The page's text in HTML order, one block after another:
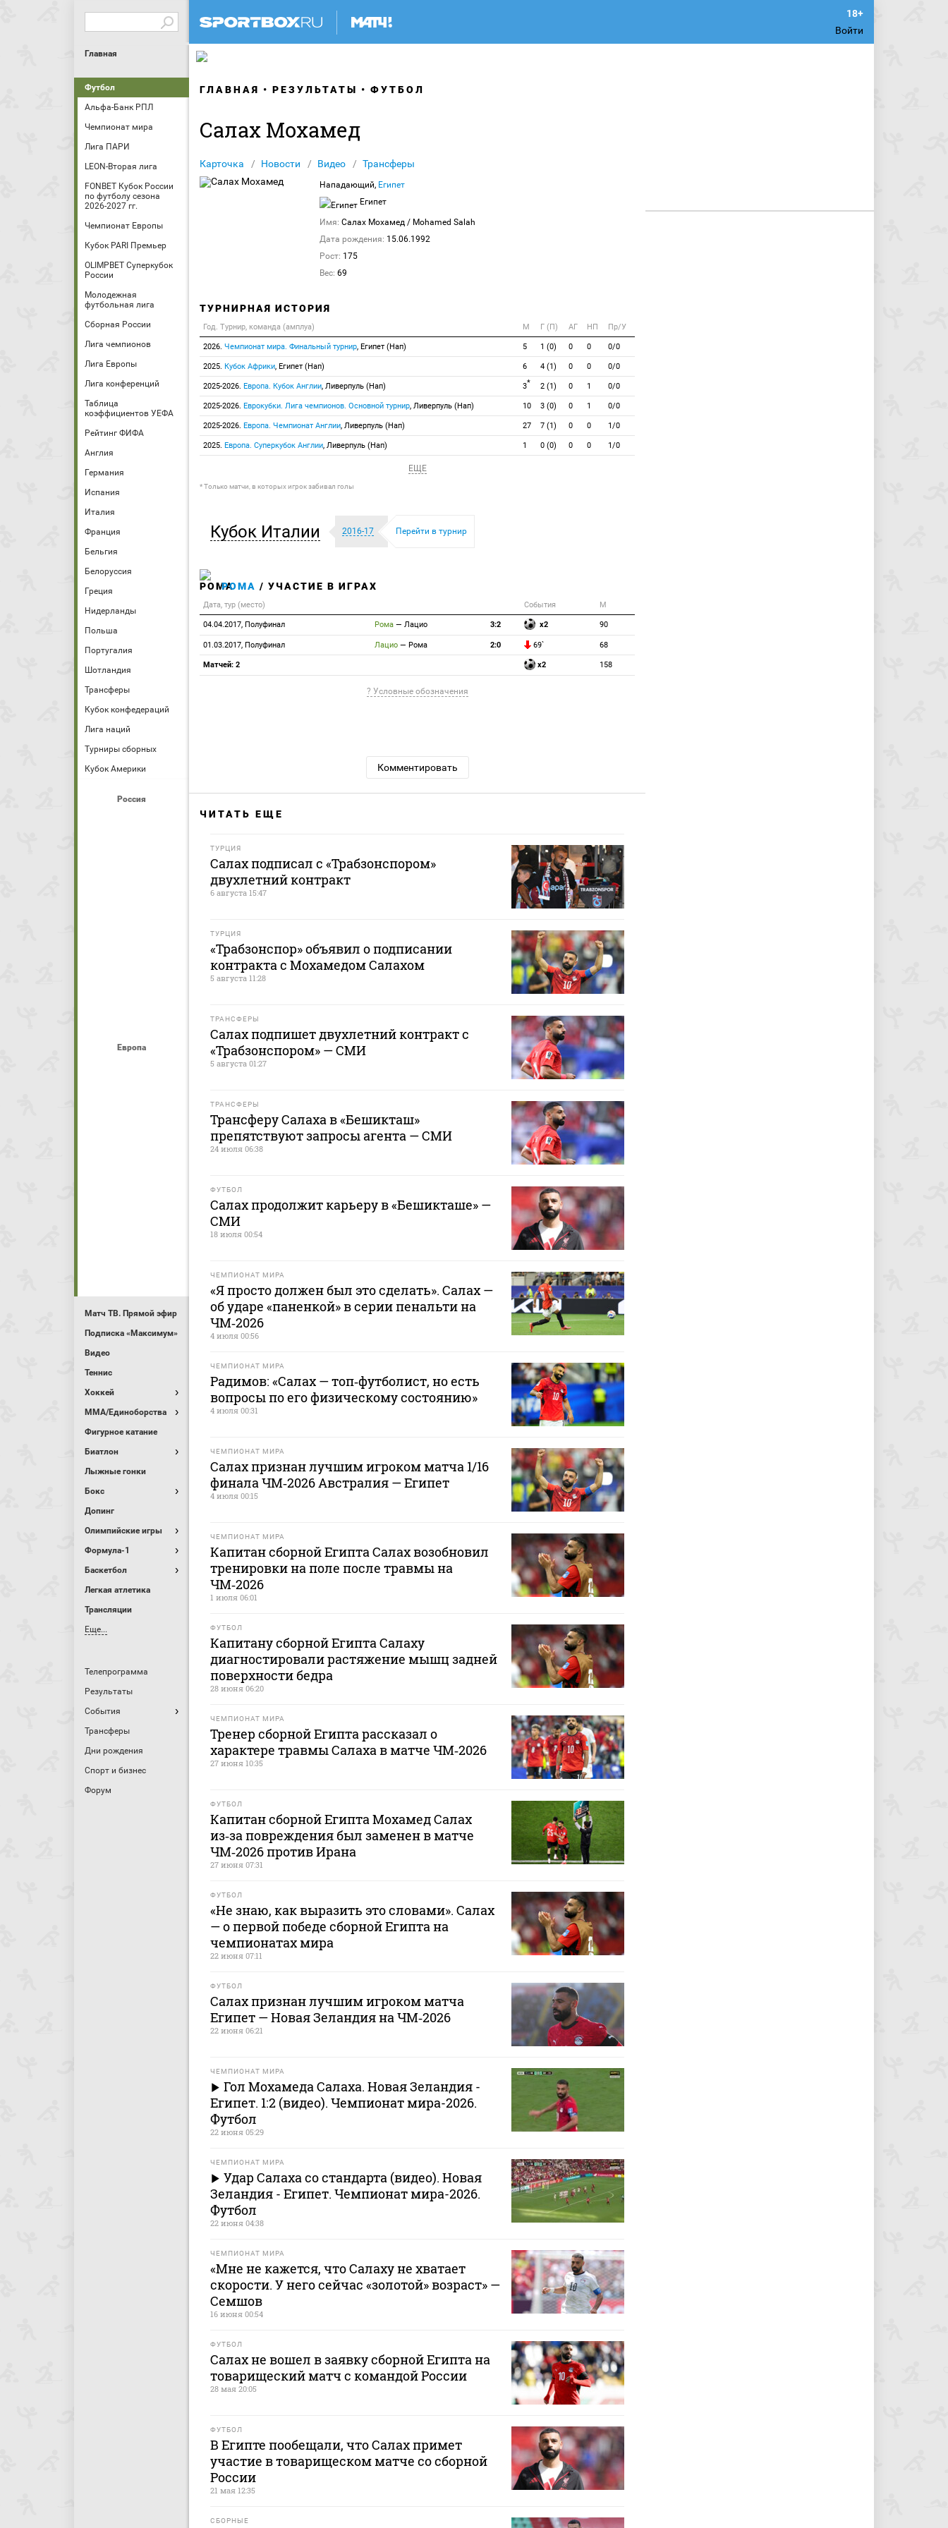
Войти
Главная
Футбол
Альфа-Банк РПЛ
Чемпионат мира
Лига ПАРИ
LEON-Вторая лига
FONBET Кубок России
по футболу сезона
2026-2027 гг.
Чемпионат Европы
Кубок PARI Премьер
OLIMPBET Суперкубок
России
Молодежная
футбольная лига
Сборная России
Лига чемпионов
Лига Европы
Лига конференций
Таблица
коэффициентов УЕФА
Рейтинг ФИФА
Англия
Германия
Испания
Италия
Франция
Бельгия
Белоруссия
Греция
Нидерланды
Польша
Португалия
Шотландия
Трансферы
Кубок конфедераций
Лига наций
Турниры сборных
Кубок Америки
Россия
Европа
Матч ТВ. Прямой эфир
Подписка «Максимум»
Видео
Теннис
Хоккей
MMA/Единоборства
Фигурное катание
Биатлон
Лыжные гонки
Бокс
Допинг
Олимпийские игры
Формула-1
Баскетбол
Легкая атлетика
Трансляции
Еще...
Телепрограмма
Результаты
События
Трансферы
Дни рождения
Спорт и бизнес
Форум
ГЛАВНАЯ РЕЗУЛЬТАТЫ ФУТБОЛ
Салах Мохамед
Карточка Новости Видео Трансферы
Нападающий, Египет
Египет
Имя: Салах Мохамед / Mohamed Salah
Дата рождения: 15.06.1992
Рост: 175
Вес: 69
ТУРНИРНАЯ ИСТОРИЯ
Год. Турнир, команда (амплуа) М Г (П) АГ НП Пр/У
2026. Чемпионат мира. Финальный турнир, Египет (Нап) 5 1 (0) 0 0 0/0
2025. Кубок Африки, Египет (Нап) 6 4 (1) 0 0 0/0
2025-2026. Европа. Кубок Англии, Ливерпуль (Нап) 3* 2 (1) 0 1 0/0
2025-2026. Еврокубки. Лига чемпионов. Основной турнир, Ливерпуль (Нап) 10 3 (0) 0 1 0/0
2025-2026. Европа. Чемпионат Англии, Ливерпуль (Нап) 27 7 (1) 0 0 1/0
2025. Европа. Суперкубок Англии, Ливерпуль (Нап) 1 0 (0) 0 0 1/0
ЕЩЕ
* Только матчи, в которых игрок забивал голы
Кубок Италии 2016-17 Перейти в турнир
РОМА / УЧАСТИЕ В ИГРАХ
Дата, тур (место) События М
04.04.2017, Полуфинал Рома — Лацио 3:2 x2 90
01.03.2017, Полуфинал Лацио — Рома 2:0 69` 68
Матчей: 2 x2 158
? Условные обозначения
Комментировать
ЧИТАТЬ ЕЩЕ
ТУРЦИЯ
Салах подписал с «Трабзонспором»
двухлетний контракт
6 августа 15:47
ТУРЦИЯ
«Трабзонспор» объявил о подписании
контракта с Мохамедом Салахом
5 августа 11:28
ТРАНСФЕРЫ
Салах подпишет двухлетний контракт с
«Трабзонспором» — СМИ
5 августа 01:27
ТРАНСФЕРЫ
Трансферу Салаха в «Бешикташ»
препятствуют запросы агента — СМИ
24 июля 06:38
ФУТБОЛ
Салах продолжит карьеру в «Бешикташе» —
СМИ
18 июля 00:54
ЧЕМПИОНАТ МИРА
«Я просто должен был это сделать». Салах —
об ударе «паненкой» в серии пенальти на
ЧМ‑2026
4 июля 00:56
ЧЕМПИОНАТ МИРА
Радимов: «Салах — топ‑футболист, но есть
вопросы по его физическому состоянию»
4 июля 00:31
ЧЕМПИОНАТ МИРА
Салах признан лучшим игроком матча 1/16
финала ЧМ‑2026 Австралия — Египет
4 июля 00:15
ЧЕМПИОНАТ МИРА
Капитан сборной Египта Салах возобновил
тренировки на поле после травмы на
ЧМ‑2026
1 июля 06:01
ФУТБОЛ
Капитану сборной Египта Салаху
диагностировали растяжение мышц задней
поверхности бедра
28 июня 06:20
ЧЕМПИОНАТ МИРА
Тренер сборной Египта рассказал о
характере травмы Салаха в матче ЧМ‑2026
27 июня 10:35
ФУТБОЛ
Капитан сборной Египта Мохамед Салах
из‑за повреждения был заменен в матче
ЧМ‑2026 против Ирана
27 июня 07:31
ФУТБОЛ
«Не знаю, как выразить это словами». Салах
— о первой победе сборной Египта на
чемпионатах мира
22 июня 07:11
ФУТБОЛ
Салах признан лучшим игроком матча
Египет — Новая Зеландия на ЧМ‑2026
22 июня 06:21
ЧЕМПИОНАТ МИРА
Гол Мохамеда Салаха. Новая Зеландия -
Египет. 1:2 (видео). Чемпионат мира-2026.
Футбол
22 июня 05:29
ЧЕМПИОНАТ МИРА
Удар Салаха со стандарта (видео). Новая
Зеландия - Египет. Чемпионат мира-2026.
Футбол
22 июня 04:38
ЧЕМПИОНАТ МИРА
«Мне не кажется, что Салаху не хватает
скорости. У него сейчас «золотой» возраст» —
Семшов
16 июня 00:54
ФУТБОЛ
Салах не вошел в заявку сборной Египта на
товарищеский матч с командой России
28 мая 20:05
ФУТБОЛ
В Египте пообещали, что Салах примет
участие в товарищеском матче со сборной
России
21 мая 12:35
СБОРНЫЕ